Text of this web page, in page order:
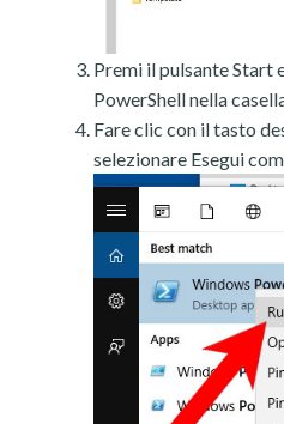
Premi il pulsante Start
PowerShell nella
Fare clic con il tasto
selezionare Esegui